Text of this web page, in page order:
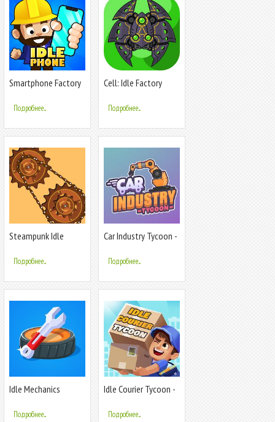
Smartphone Factory
Подробнее...
Cell: Idle Factory
Подробнее...
Steampunk Idle
Подробнее...
Car Industry Tycoon -
Simulator
Подробнее...
Idle Mechanics
Подробнее...
Idle Courier Tycoon -
Подробнее...